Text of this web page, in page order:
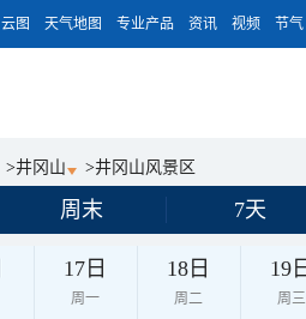
云图 天气地图 专业产品 资讯 视频 节气
>井冈山 >井冈山风景区
周末 7天
17日
周一
18日
周二
19
周三